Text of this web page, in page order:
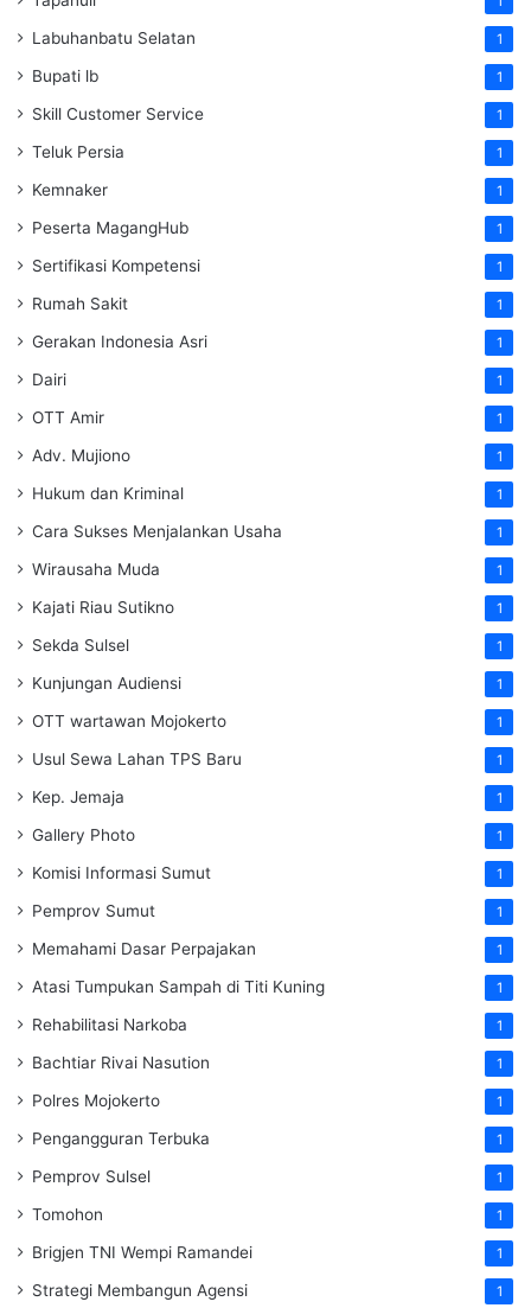
Labuhanbatu Selatan 1
Bupati lb 1
Skill Customer Service 1
Teluk Persia 1
Kemnaker 1
Peserta MagangHub 1
Sertifikasi Kompetensi 1
Rumah Sakit 1
Gerakan Indonesia Asri 1
Dairi 1
OTT Amir 1
Adv. Mujiono 1
Hukum dan Kriminal 1
Cara Sukses Menjalankan Usaha 1
Wirausaha Muda 1
Kajati Riau Sutikno 1
Sekda Sulsel 1
Kunjungan Audiensi 1
OTT wartawan Mojokerto 1
Usul Sewa Lahan TPS Baru 1
Kep. Jemaja 1
Gallery Photo 1
Komisi Informasi Sumut 1
Pemprov Sumut 1
Memahami Dasar Perpajakan 1
Atasi Tumpukan Sampah di Titi Kuning 1
Rehabilitasi Narkoba 1
Bachtiar Rivai Nasution 1
Polres Mojokerto 1
Pengangguran Terbuka 1
Pemprov Sulsel 1
Tomohon 1
Brigjen TNI Wempi Ramandei 1
Strategi Membangun Agensi 1